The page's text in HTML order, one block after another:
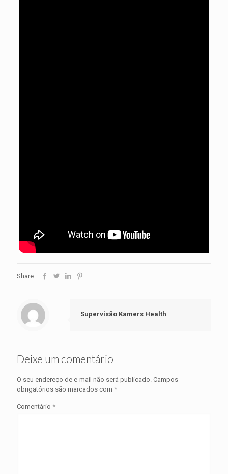
Share
Supervisão Kamers Health
Deixe um comentário
O seu endereço de e-mail não será publicado. Campos
obrigatórios são marcados com *
Comentário *